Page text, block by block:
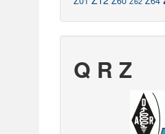
Q R Z